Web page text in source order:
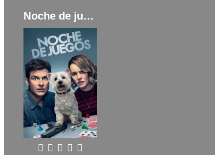
Noche de juegos (2018)